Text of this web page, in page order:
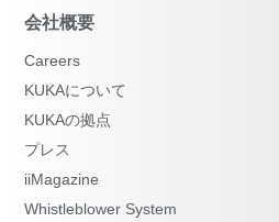
会社概要
Careers
KUKAについて
KUKAの拠点
プレス
iiMagazine
Whistleblower System